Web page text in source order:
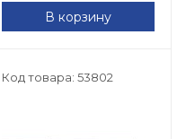
В корзину
Код товара: 53802